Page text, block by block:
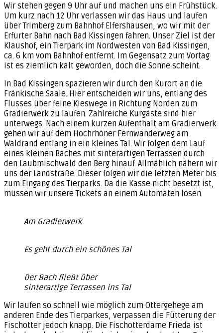
Wir stehen gegen 9 Uhr auf und machen uns ein Frühstück.
Um kurz nach 12 Uhr verlassen wir das Haus und laufen
über Trimberg zum Bahnhof Elfershausen, wo wir mit der
Erfurter Bahn nach Bad Kissingen fahren. Unser Ziel ist der
Klaushof, ein Tierpark im Nordwesten von Bad Kissingen,
ca. 6 km vom Bahnhof entfernt. Im Gegensatz zum Vortag
ist es ziemlich kalt geworden, doch die Sonne scheint.
In Bad Kissingen spazieren wir durch den Kurort an die
Fränkische Saale. Hier entscheiden wir uns, entlang des
Flusses über feine Kieswege in Richtung Norden zum
Gradierwerk zu laufen. Zahlreiche Kurgäste sind hier
unterwegs. Nach einem kurzen Aufenthalt am Gradierwerk
gehen wir auf dem Hochrhöner Fernwanderweg am
Waldrand entlang in ein kleines Tal. Wir folgen dem Lauf
eines kleinen Baches mit sinterartigen Terrassen durch
den Laubmischwald den Berg hinauf. Allmählich nähern wir
uns der Landstraße. Dieser folgen wir die letzten Meter bis
zum Eingang des Tierparks. Da die Kasse nicht besetzt ist,
müssen wir unsere Tickets an einem Automaten lösen.
Am Gradierwerk
Es geht durch ein schönes Tal
Der Bach fließt über
sinterartige Terrassen ins Tal
Wir laufen so schnell wie möglich zum Ottergehege am
anderen Ende des Tierparkes, verpassen die Fütterung der
Fischotter jedoch knapp. Die Fischotterdame Frieda ist